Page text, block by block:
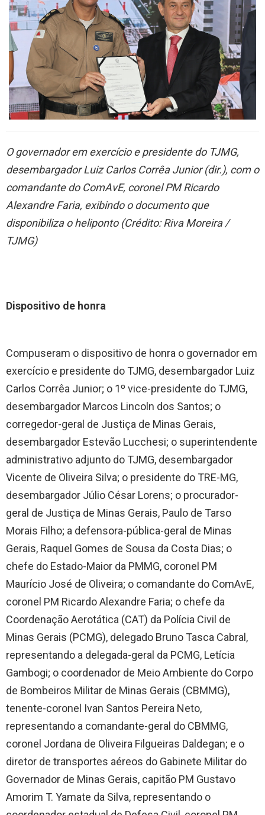
O governador em exercício e presidente do TJMG,
desembargador Luiz Carlos Corrêa Junior (dir.), com o
comandante do ComAvE, coronel PM Ricardo
Alexandre Faria, exibindo o documento que
disponibiliza o heliponto (Crédito: Riva Moreira /
TJMG)
Dispositivo de honra
Compuseram o dispositivo de honra o governador em
exercício e presidente do TJMG, desembargador Luiz
Carlos Corrêa Junior; o 1º vice-presidente do TJMG,
desembargador Marcos Lincoln dos Santos; o
corregedor-geral de Justiça de Minas Gerais,
desembargador Estevão Lucchesi; o superintendente
administrativo adjunto do TJMG, desembargador
Vicente de Oliveira Silva; o presidente do TRE-MG,
desembargador Júlio César Lorens; o procurador-
geral de Justiça de Minas Gerais, Paulo de Tarso
Morais Filho; a defensora-pública-geral de Minas
Gerais, Raquel Gomes de Sousa da Costa Dias; o
chefe do Estado-Maior da PMMG, coronel PM
Maurício José de Oliveira; o comandante do ComAvE,
coronel PM Ricardo Alexandre Faria; o chefe da
Coordenação Aerotática (CAT) da Polícia Civil de
Minas Gerais (PCMG), delegado Bruno Tasca Cabral,
representando a delegada-geral da PCMG, Letícia
Gambogi; o coordenador de Meio Ambiente do Corpo
de Bombeiros Militar de Minas Gerais (CBMMG),
tenente-coronel Ivan Santos Pereira Neto,
representando a comandante-geral do CBMMG,
coronel Jordana de Oliveira Filgueiras Daldegan; e o
diretor de transportes aéreos do Gabinete Militar do
Governador de Minas Gerais, capitão PM Gustavo
Amorim T. Yamate da Silva, representando o